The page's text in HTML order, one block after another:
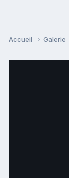
Accueil Galerie